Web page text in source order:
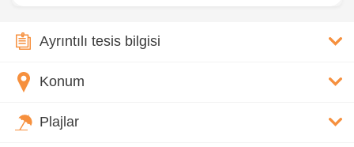
Ayrıntılı tesis bilgisi
Konum
Plajlar